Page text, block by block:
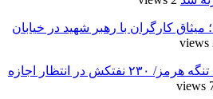
کارگران با رهبر شهید در خیابان
آخرین وضعیت تنگه هرمز/ ۲۳۰ نفتکش در انتظار اجازه
7